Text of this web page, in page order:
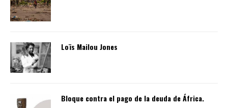
Loïs Mailou Jones
Bloque contra el pago de la deuda de África.